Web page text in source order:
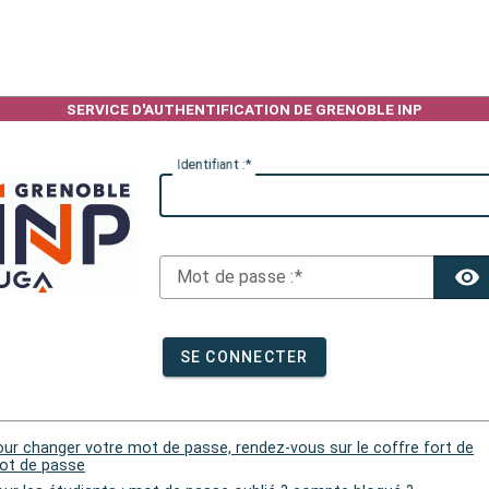
Identifiant :
Mot de passe :
SE CONNECTER
changer votre mot de passe, rendez-vous sur le coffre fort de
de passe